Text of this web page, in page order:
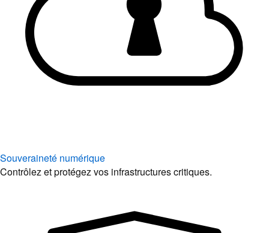
Souveraineté numérique
Contrôlez et protégez vos infrastructures critiques.